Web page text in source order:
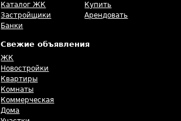
Каталог ЖК
Застройщики
Банки
Купить
Арендовать
Свежие объявления
ЖК
Новостройки
Квартиры
Комнаты
Коммерческая
Дома